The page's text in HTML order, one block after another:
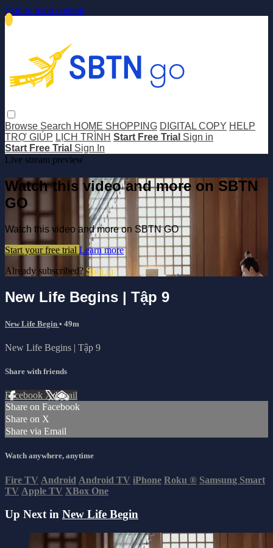
Skip to main content
Browse Search HOME SHOPPING DIGITAL COPY HELP
TRỢ GIÚP LỊCH TRÌNH Start Free Trial Sign in
Start Free Trial Sign In
Live stream preview
Watch this video and more on SBTN
GO
Watch this video and more on SBTN GO
Start your free trial Learn more
Already subscribed? Sign in
New Life Begins | Tập 9
New Life Begin • 49m
New Life Begins | Tập 9
Share with friends
Facebook XEmail
Share on Facebook
Share on X
Share via Email
Watch anywhere, anytime
Fire TV Android Android TV iPhone Roku ® Samsung Smart
TV Apple TV XBox One
Up Next in New Life Begin